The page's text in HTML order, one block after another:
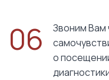
06
Звоним Вам
о